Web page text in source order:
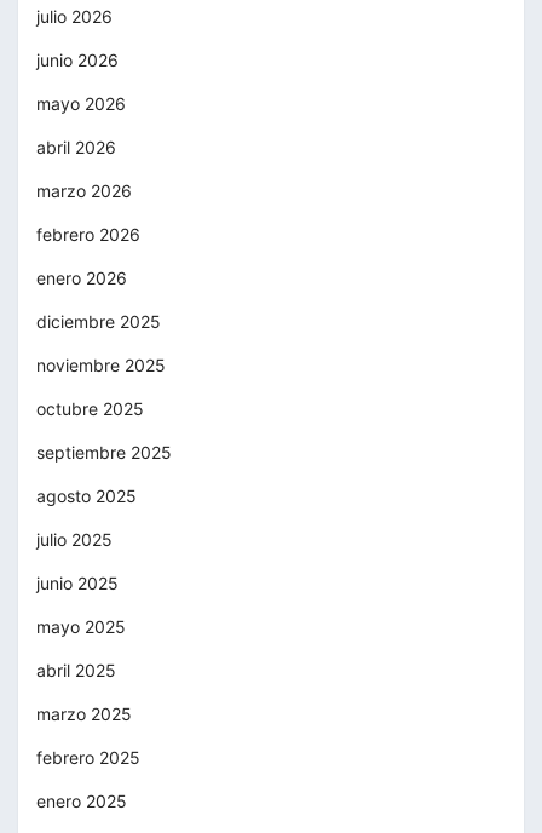
julio 2026
junio 2026
mayo 2026
abril 2026
marzo 2026
febrero 2026
enero 2026
diciembre 2025
noviembre 2025
octubre 2025
septiembre 2025
agosto 2025
julio 2025
junio 2025
mayo 2025
abril 2025
marzo 2025
febrero 2025
enero 2025